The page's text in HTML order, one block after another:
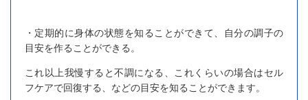
・定期的に身体の状態を知ることができて、自分の調子の
目安を作ることができる。
これ以上我慢すると不調になる、これくらいの場合はセル
フケアで回復する、などの目安を知ることができます。